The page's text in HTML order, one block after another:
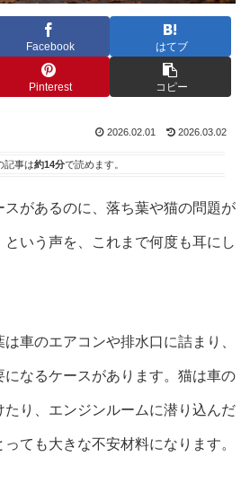
Facebook はてブ
Pinterest コピー
2026.02.01 2026.03.02
記事は約14分で読めます。
スがあるのに、落ち葉や猫の問題が
いう声を、これまで何度も耳にし
車のエアコンや排水口に詰まり、
になるケースがあります。猫は車の
り、エンジンルームに潜り込んだ
ても大きな不安材料になります。